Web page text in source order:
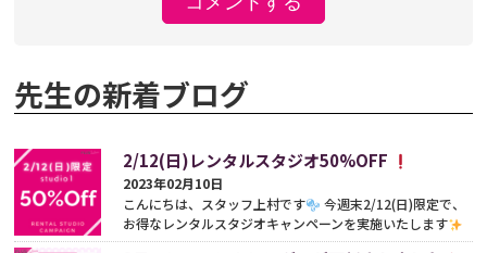
先生の新着ブログ
2/12(日)レンタルスタジオ50%OFF
2023年02月10日
こんにちは、スタッフ上村です
今週末2/12(日)限定で、
お得なレンタルスタジオキャンペーンを実施いたします
studio1は終日50%OFFでレンタル可能です
&...続きをみ